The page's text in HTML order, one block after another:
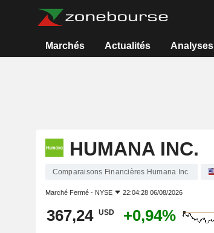
Marchés Actualités Analyses
HUMANA INC.
Comparaisons Financières Humana Inc.
Marché Fermé - NYSE 22:04:28 06/08/2026
367,24 USD +0,94%